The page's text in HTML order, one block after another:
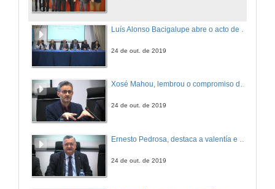
24 de out. de 2019
Xosé Mahou, lembrou o compromiso da Universidade de Vigo coa igualdade de xénero
24 de out. de 2019
24 de out. de 2019